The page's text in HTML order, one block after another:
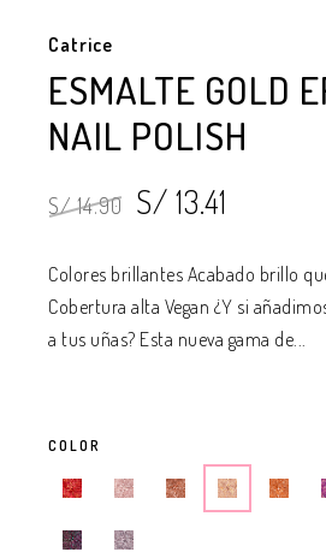
Catrice
ESMALTE GOLD
NAIL POLISH
S/ 14.90 S/ 13.41
Colores brillantes Acabado brillo
Cobertura alta Vegan ¿Y si
a tus uñas? Esta nueva gama de...
COLOR